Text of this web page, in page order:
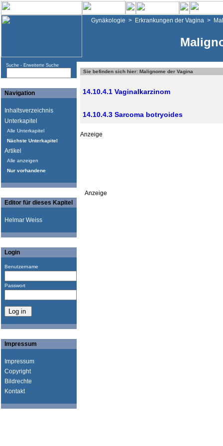
Gynäkologie > Erkrankungen der Vagina >
Suche - Erweiterte Suche
Navigation
Inhaltsverzeichnis
Unterkapitel
Alle Unterkapitel
Nächste Unterkapitel
Artikel
Alle anzeigen
Nur vorhandene
Editor für dieses Kapitel
Helmar Weiss
Login
Benutzername
Passwort
Impressum
Impressum
Copyright
Bildrechte
Kontakt
Sie befinden sich hier: Malignome der Vagina
14.10.4.1 Vaginalkarzinom
14.10.4.3 Sarcoma botryoides
Anzeige
Anzeige